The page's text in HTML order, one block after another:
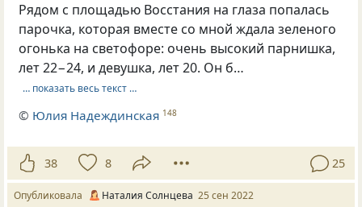
Рядом с площадью Восстания на глаза попалась
парочка, которая вместе со мной ждала зеленого
огонька на светофоре: очень высокий парнишка,
лет 22−24, и девушка, лет 20. Он б…
… показать весь текст …
© Юлия Надеждинская 148
38 8 25
Опубликовала Наталия Солнцева 25 сен 2022